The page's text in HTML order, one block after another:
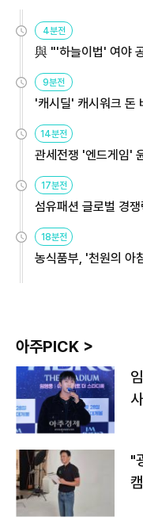
4분전
與 "'하늘이법' 여야
9분전
'캐시딜' 캐시워크 돈
14분전
관세전쟁 '엔드게임'
용해야
17분전
섬유패션 글로벌 경
원
18분전
농식품부, '천원의 아
아주PICK >
"